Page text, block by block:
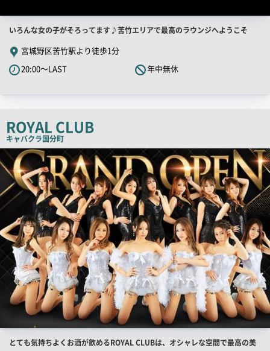
店
舗
PR
キ
コ
ピ
ー
いろんな女の子がそろってます♪苦竹エリアで最高のラウンジへようこそ
宮城野区苦竹駅より徒歩1分
20:00～LAST
年中無休
ROYAL CLUB
キャバクラ国分町
店
舗
PR
像
店
とても気持ちよくお酒が飲めるROYAL CLUBは、オシャレな空間で最高の美